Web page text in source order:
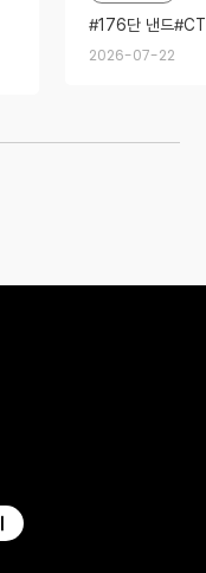
2026-07-22
176단 낸드